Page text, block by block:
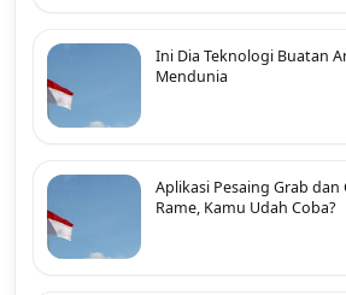
Ini Dia Teknologi Buatan
Mendunia
Aplikasi Pesaing Grab dan
Rame, Kamu Udah Coba?